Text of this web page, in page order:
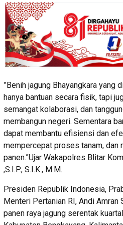
”Benih jagung Bhayangkara yang
hanya bantuan secara fisik, tapi
semangat kolaborasi, dan
membangun negeri. Sementara
dapat membantu efisiensi dan
mempercepat proses tanam, dan
panen.”Ujar Wakapolres Blitar
,S.I.P., S.I.K., M.M.
Presiden Republik Indonesia,
Menteri Pertanian RI, Andi Amran
panen raya jagung serentak